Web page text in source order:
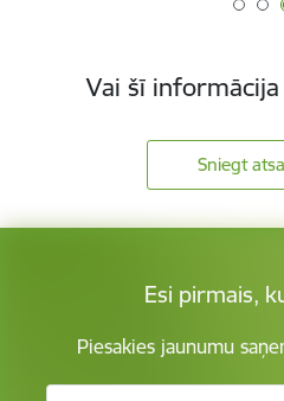
Vai šī
Sniegt
Esi pirmais,
Piesakies jaunumu